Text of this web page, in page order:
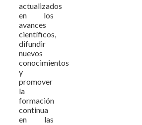
actualizados
en los
avances
científicos,
difundir
nuevos
conocimientos
y
promover
la
formación
continua
en las